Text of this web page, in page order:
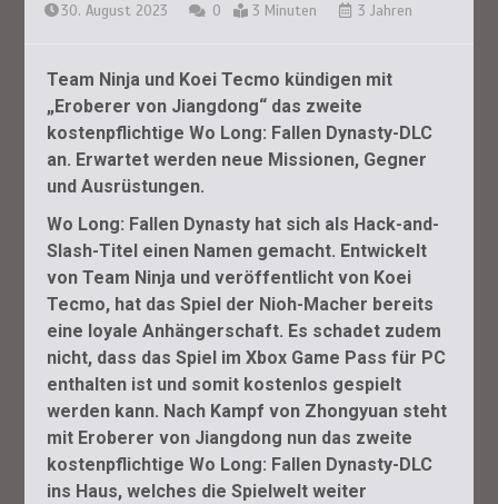
30. August 2023 0 3 Minuten 3 Jahren
Team Ninja und Koei Tecmo kündigen mit
„Eroberer von Jiangdong“ das zweite
kostenpflichtigeWo Long: Fallen Dynasty-DLC
an. Erwartet werden neue Missionen, Gegner
und Ausrüstungen.
Wo Long: Fallen Dynasty hat sich als Hack-and-
Slash-Titel einen Namen gemacht. Entwickelt
von Team Ninja und veröffentlicht von Koei
Tecmo, hat das Spiel der Nioh-Macher bereits
eine loyale Anhängerschaft. Es schadet zudem
nicht, dass das Spiel im Xbox Game Pass für PC
enthalten ist und somit kostenlos gespielt
werden kann. Nach Kampf von Zhongyuan steht
mit Eroberer von Jiangdong nun das zweite
kostenpflichtige Wo Long: Fallen Dynasty-DLC
ins Haus, welches die Spielwelt weiter